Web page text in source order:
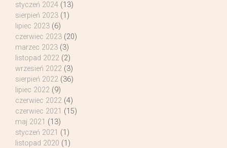
styczeń 2024 (13)
sierpień 2023 (1)
lipiec 2023 (6)
czerwiec 2023 (20)
marzec 2023 (3)
listopad 2022 (2)
wrzesień 2022 (3)
sierpień 2022 (36)
lipiec 2022 (9)
czerwiec 2022 (4)
czerwiec 2021 (15)
maj 2021 (13)
styczeń 2021 (1)
listopad 2020 (1)